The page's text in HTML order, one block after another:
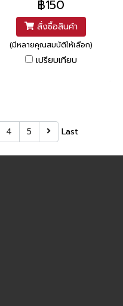
฿150
สั่งซื้อสินค้า
(มีหลายคุณสมบัติให้เลือก)
เปรียบเทียบ
4 5 Last